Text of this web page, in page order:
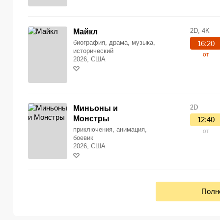
Майкл
биография, драма, музыка,
исторический
2026, США
2D, 4K
16:20
от
Миньоны и
Монстры
приключения, анимация,
боевик
2026, США
2D
12:40
от